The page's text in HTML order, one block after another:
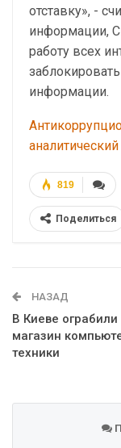
отставку», -
информации,
работу всех
информации.
819
Поделиться
НАЗАД
В Киеве ограбили
магазин
техники